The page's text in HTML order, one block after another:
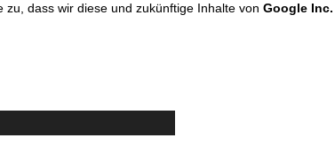
zu, dass wir diese und zukünftige Inhalte von Google Inc.